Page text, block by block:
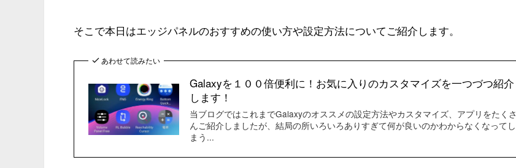
そこで本日はエッジパネルのおすすめの使い方や設定方法についてご紹介します。
あわせて読みたい
Galaxyを１００倍便利に！お気に入りのカスタマイズを一つづつ紹介
します！
当ブログではこれまでGalaxyのオススメの設定方法やカスタマイズ、アプリをたくさ
んご紹介しましたが、結局の所いろいろありすぎて何が良いのかわからなくなってし
まう...